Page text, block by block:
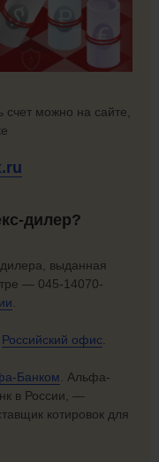
счет можно на сайте,
дилер?
выданная
— 045-14070-
Российский офис
Банком . Альфа-
в России, —
котировок для